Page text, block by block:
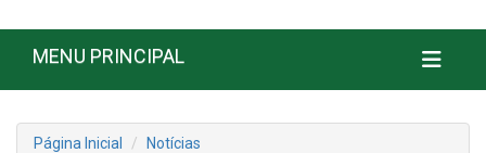
MENU PRINCIPAL
Página Inicial
Notícias